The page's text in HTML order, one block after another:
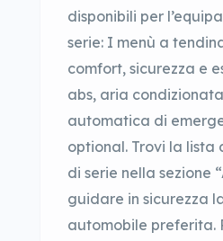
disponibili per
serie: I menù a
comfort, sicurezza e
abs, aria
automatica di
optional. Trovi la lista
di serie nella sezione
guidare in sicurezza
automobile preferita.